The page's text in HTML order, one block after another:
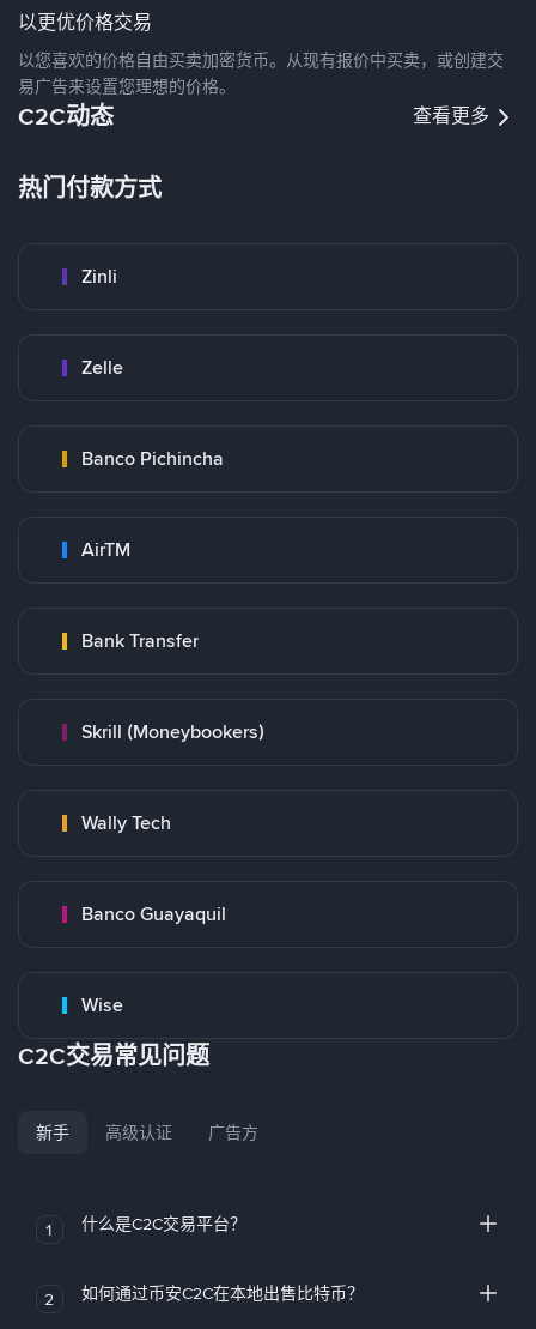
以更优价格交易
以您喜欢的价格自由买卖加密货币。从现有报价中买卖，或创建交
易广告来设置您理想的价格。
C2C动态 查看更多
热门付款方式
Zinli
Zelle
Banco Pichincha
AirTM
Bank Transfer
Skrill (Moneybookers)
Wally Tech
Banco Guayaquil
Wise
C2C交易常见问题
新手 高级认证 广告方
1 什么是C2C交易平台？
2 如何通过币安C2C在本地出售比特币？